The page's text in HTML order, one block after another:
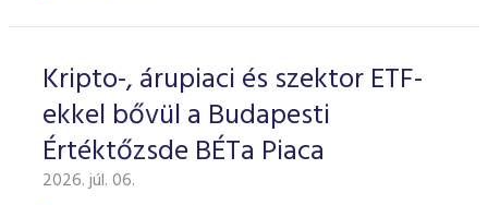
Kripto-, árupiaci és szektor ETF-
ekkel bővül a Budapesti
Értéktőzsde BÉTa Piaca
2026. júl. 06.